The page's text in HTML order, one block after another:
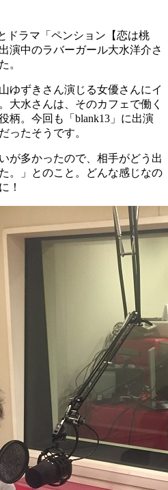
ドラマ「ペンション【恋は桃
演中のラバーガール大水洋介さ
。
ゆずきさん演じる女優さんにイ
大水さんは、そのカフェで働く
柄。今回も「blank13」に出演
ったそうです。
が多かったので、相手がどう出
。」とのこと。どんな感じなの
！